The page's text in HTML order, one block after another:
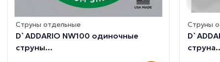
Струны отдельные
D`ADDARIO NW100 одиночные
струны...
Струны